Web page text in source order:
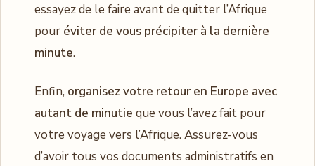
essayez de le faire avant de quitter l’Afrique
pour éviter de vous précipiter à la dernière
minute.
Enfin, organisez votre retour en Europe avec
autant de minutie que vous l’avez fait pour
votre voyage vers l’Afrique. Assurez-vous
d’avoir tous vos documents administratifs en